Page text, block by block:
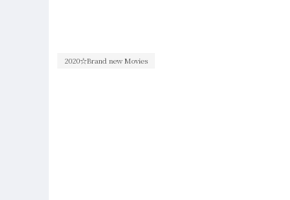
2020☆Brand new Movies